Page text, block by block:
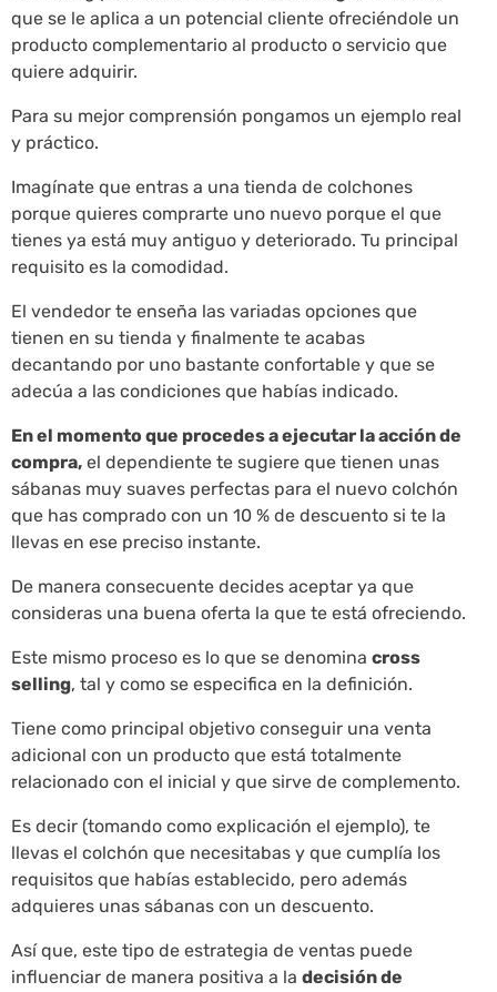
que se le aplica a un potencial cliente ofreciéndole un
producto complementario al producto o servicio que
quiere adquirir.
Para su mejor comprensión pongamos un ejemplo real
y práctico.
Imagínate que entras a una tienda de colchones
porque quieres comprarte uno nuevo porque el que
tienes ya está muy antiguo y deteriorado. Tu principal
requisito es la comodidad.
El vendedor te enseña las variadas opciones que
tienen en su tienda y finalmente te acabas
decantando por uno bastante confortable y que se
adecúa a las condiciones que habías indicado.
En el momento que procedes a ejecutar la acción de
compra, el dependiente te sugiere que tienen unas
sábanas muy suaves perfectas para el nuevo colchón
que has comprado con un 10 % de descuento si te la
llevas en ese preciso instante.
De manera consecuente decides aceptar ya que
consideras una buena oferta la que te está ofreciendo.
Este mismo proceso es lo que se denomina cross
selling, tal y como se especifica en la definición.
Tiene como principal objetivo conseguir una venta
adicional con un producto que está totalmente
relacionado con el inicial y que sirve de complemento.
Es decir (tomando como explicación el ejemplo), te
llevas el colchón que necesitabas y que cumplía los
requisitos que habías establecido, pero además
adquieres unas sábanas con un descuento.
Así que, este tipo de estrategia de ventas puede
influenciar de manera positiva a la decisión de